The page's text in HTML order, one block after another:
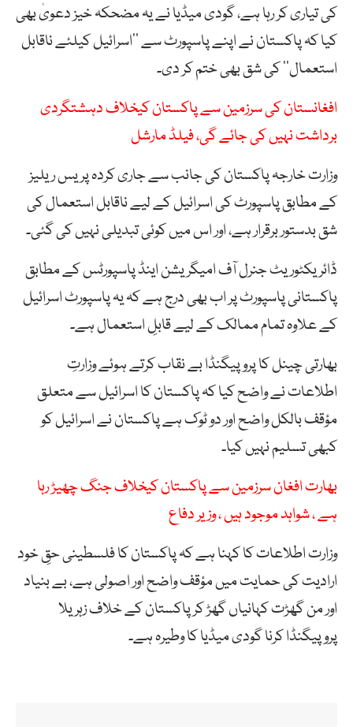
کی تیاری کر رہا ہے، گودی میڈیا نے یہ مضحکہ خیز دعویٰ بھی
کیا کہ پاکستان نے اپنے پاسپورٹ سے ’’اسرائیل کیلئے ناقابل
استعمال‘‘ کی شق بھی ختم کر دی۔
افغانستان کی سرزمین سے پاکستان کیخلاف دہشتگردی
برداشت نہیں کی جائے گی، فیلڈ مارشل
وزارت خارجہ پاکستان کی جانب سے جاری کردہ پریس ریلیز
کے مطابق پاسپورٹ کی اسرائیل کے لیے ناقابل استعمال کی
شق بدستور برقرار ہے، اور اس میں کوئی تبدیلی نہیں کی گئی۔
ڈائریکٹوریٹ جنرل آف امیگریشن اینڈ پاسپورٹس کے مطابق
پاکستانی پاسپورٹ پر اب بھی درج ہے کہ یہ پاسپورٹ اسرائیل
کے علاوہ تمام ممالک کے لیے قابلِ استعمال ہے۔
بھارتی چینل کا پروپیگنڈا بے نقاب کرتے ہوئے وزارتِ
اطلاعات نے واضح کیا کہ پاکستان کا اسرائیل سے متعلق
مؤقف بالکل واضح اور دو ٹوک ہے پاکستان نے اسرائیل کو
کبھی تسلیم نہیں کیا۔
بھارت افغان سرزمین سے پاکستان کیخلاف جنگ چھیڑ رہا
ہے ، شواہد موجود ہیں ، وزیر دفاع
وزارت اطلاعات کا کہنا ہے کہ پاکستان کا فلسطینی حقِ خود
ارادیت کی حمایت میں مؤقف واضح اور اصولی ہے، بے بنیاد
اور من گھڑت کہانیاں گھڑ کر پاکستان کے خلاف زہریلا
پروپیگنڈا کرنا گودی میڈیا کا وطیرہ ہے۔